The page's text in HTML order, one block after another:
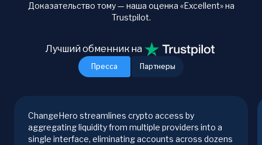
Доказательство тому — наша оценка «Excellent» на
Trustpilot.
Пресса Партнеры
Лучший обменник на
ChangeHero streamlines crypto access by
aggregating liquidity from multiple providers into a
single interface, eliminating accounts across dozens